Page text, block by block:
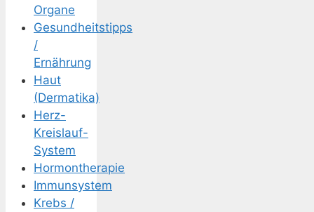
Organe
Gesundheitstipps
/
Ernährung
Haut
(Dermatika)
Herz-
Kreislauf-
System
Hormontherapie
Immunsystem
Krebs /